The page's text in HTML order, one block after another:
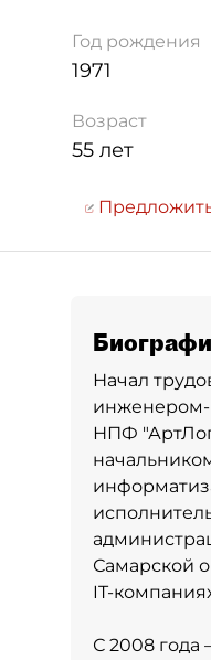
Год рождения
1971
Возраст
55 лет
Начал
НПФ
Самарской
IT-
С 2008 года